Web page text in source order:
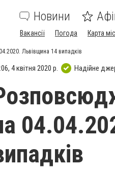
Новини
Вакансії Погода Карта
Львівщина 14 випадків
4 квітня 2020 р. Надійне